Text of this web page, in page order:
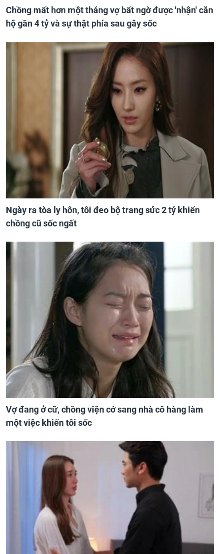
Chồng mất hơn một tháng vợ bất ngờ được 'nhận' căn
hộ gần 4 tỷ và sự thật phía sau gây sốc
Ngày ra tòa ly hôn, tôi đeo bộ trang sức 2 tỷ khiến
chồng cũ sốc ngất
Vợ đang ở cữ, chồng viện cớ sang nhà cô hàng làm
một việc khiến tôi sốc